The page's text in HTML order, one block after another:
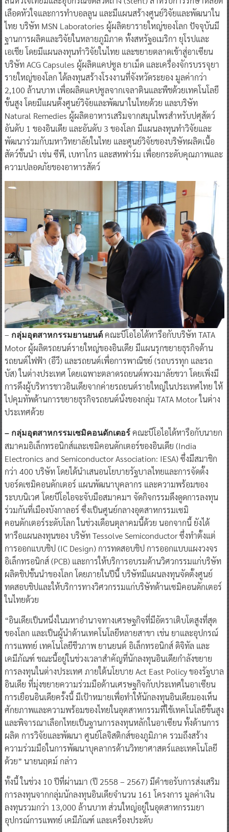
หัวใจและหลอดเลือดอันดับ 1 ของอินเดีย มีแผนลงทุนในไทยเพื่อผลิต
ลิ้นหัวใจเทียมและอุปกรณ์ขดลวดถ่าง (Stent) สำหรับการรักษาหลอด
เลือดหัวใจและการทำบอลลูน และมีแผนสร้างศูนย์วิจัยและพัฒนาใน
ไทย บริษัท MSN Laboratories ผู้ผลิตยารายใหญ่ของโลก ปัจจุบันมี
ฐานการผลิตและวิจัยในหลายภูมิภาค ทั้งสหรัฐอเมริกา ยุโรปและ
เอเชีย โดยมีแผนลงทุนทำวิจัยในไทย และขยายตลาดเข้าสู่อาเซียน
บริษัท ACG Capsules ผู้ผลิตแคปซูล ยาเม็ด และเครื่องจักรบรรจุยา
รายใหญ่ของโลก ได้ลงทุนสร้างโรงงานที่จังหวัดระยอง มูลค่ากว่า
2,100 ล้านบาท เพื่อผลิตแคปซูลจากเจลาตินและพืชด้วยเทคโนโลยี
ขั้นสูง โดยมีแผนตั้งศูนย์วิจัยและพัฒนาในไทยด้วย และบริษัท
Natural Remedies ผู้ผลิตอาหารเสริมจากสมุนไพรสำหรับปศุสัตว์
อันดับ 1 ของอินเดีย และอันดับ 3 ของโลก มีแผนลงทุนทำวิจัยและ
พัฒนาร่วมกับมหาวิทยาลัยในไทย และศูนย์วิจัยของบริษัทผลิตเนื้อ
ความปลอดภัยของอาหารสัตว์
–กลุ่มอุตสาหกรรมยานยนต์คณะบีโอไอได้หารือกับบริษัท TATA
Motor ผู้ผลิตรถยนต์รายใหญ่ของอินเดีย มีแผนรุกขยายธุรกิจด้าน
รถยนต์ไฟฟ้า (อีวี) และรถยนต์เพื่อการพาณิชย์ (รถบรรทุก และรถ
บัส) ในต่างประเทศ โดยเฉพาะตลาดรถยนต์พวงมาลัยขวา โดยเพิ่งมี
การดึงผู้บริหารชาวอินเดียจากค่ายรถยนต์รายใหญ่ในประเทศไทย ให้
ประเทศด้วย
– กลุ่มอุตสาหกรรมเซมิคอนดักเตอร์
คณะบีโอไอได้หารือกับนายก
สมาคมอิเล็กทรอนิกส์และเซมิคอนดักเตอร์ของอินเดีย (India
Electronics and Semiconductor Association: IESA) ซึ่งมีสมาชิก
กว่า 400 บริษัท โดยได้นำเสนอนโยบายรัฐบาลไทยและการจัดตั้ง
บอร์ดเซมิคอนดักเตอร์ แผนพัฒนาบุคลากร และความพร้อมของ
ระบบนิเวศ โดยบีโอไอจะจับมือสมาคมฯ จัดกิจกรรมดึงดูดการลงทุน
ร่วมกันที่เมืองบังกาลอร์ ซึ่งเป็นศูนย์กลางอุตสาหกรรมเซมิ
คอนดักเตอร์ระดับโลก ในช่วงเดือนตุลาคมนี้ด้วย นอกจากนี้ ยังได้
หารือแผนลงทุนของ บริษัท Tessolve Semiconductor ซึ่งทำตั้งแต่
การออกแบบชิป (IC Design) การทดสอบชิป การออกแบบแผงวงจร
อิเล็กทรอนิกส์ (PCB) และการให้บริการอบรมด้านวิศวกรรมแก่บริษัท
ผลิตชิปชั้นนำของโลก โดยภายในปีนี้ บริษัทมีแผนลงทุนจัดตั้งศูนย์
ในไทยด้วย
“อินเดียเป็นหนึ่งในมหาอำนาจทางเศรษฐกิจที่มีอัตราเติบโตสูงที่สุด
ของโลก และเป็นผู้นำด้านเทคโนโลยีหลายสาขา เช่น ยาและอุปกรณ์
การแพทย์ เทคโนโลยีชีวภาพ ยานยนต์ อิเล็กทรอนิกส์ ดิจิทัล และ
เคมีภัณฑ์ ขณะนี้อยู่ในช่วงเวลาสำคัญที่นักลงทุนอินเดียกำลังขยาย
การลงทุนในต่างประเทศ ภายใต้นโยบาย Act East Policy ของรัฐบาล
อินเดีย ที่มุ่งขยายความร่วมมือด้านเศรษฐกิจกับประเทศในอาเซียน
การเยือนอินเดียครั้งนี้ มีเป้าหมายเพื่อทำให้นักลงทุนอินเดียมองเห็น
ศักยภาพและความพร้อมของไทยในอุตสาหกรรมที่ใช้เทคโนโลยีขั้นสูง
และพิจารณาเลือกไทยเป็นฐานการลงทุนหลักในอาเซียน ทั้งด้านการ
ผลิต การวิจัยและพัฒนา ศูนย์โลจิสติกส์ของภูมิภาค รวมถึงสร้าง
ด้วย” นายนฤตม์ กล่าว
ทั้งนี้ ในช่วง 10 ปีที่ผ่านมา (ปี 2558 – 2567) มีคำขอรับการส่งเสริม
การลงทุนจากกลุ่มนักลงทุนอินเดียจำนวน 161 โครงการ มูลค่าเงิน
ลงทุนรวมกว่า 13,000 ล้านบาท ส่วนใหญ่อยู่ในอุตสาหกรรมยา